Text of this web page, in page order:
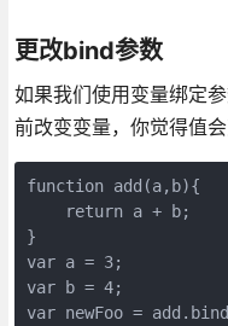
更改bind参数
如果我们使用变量绑定
前改变变量，你觉得值会
function add(a,b){
    return a + b;
}
var a = 3;
var b = 4;
var newFoo =